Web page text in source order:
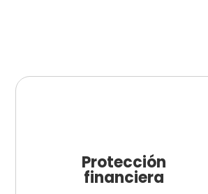
Protección
financiera